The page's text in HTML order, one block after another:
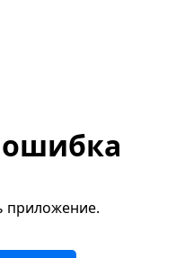
ошибка
приложение.